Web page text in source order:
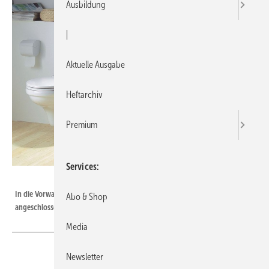
In die Vorwandinstallation integrierte Kleinhebeanlage mit direkt
angeschlossenem Wandklosett und zwei Zulaufstutzen DN 40.
Ausbildung
Aktuelle Ausgabe
Heftarchiv
Premium
Services
Abo & Shop
Media
Newsletter